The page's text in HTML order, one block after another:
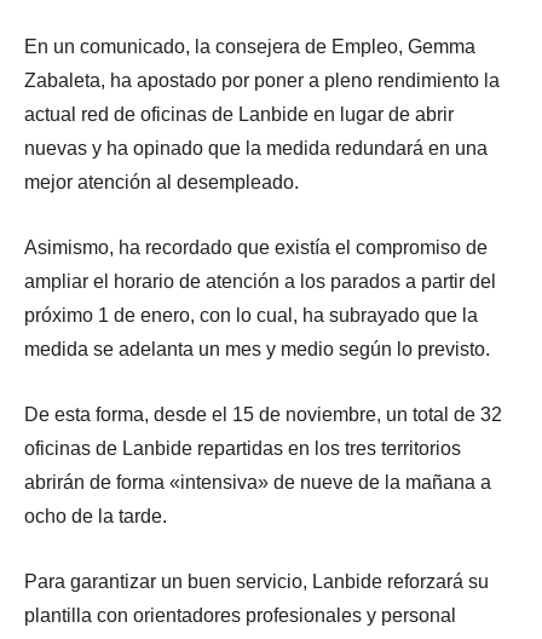
En un comunicado, la consejera de Empleo, Gemma
Zabaleta, ha apostado por poner a pleno rendimiento la
actual red de oficinas de Lanbide en lugar de abrir
nuevas y ha opinado que la medida redundará en una
mejor atención al desempleado.
Asimismo, ha recordado que existía el compromiso de
ampliar el horario de atención a los parados a partir del
próximo 1 de enero, con lo cual, ha subrayado que la
medida se adelanta un mes y medio según lo previsto.
De esta forma, desde el 15 de noviembre, un total de 32
oficinas de Lanbide repartidas en los tres territorios
abrirán de forma «intensiva» de nueve de la mañana a
ocho de la tarde.
Para garantizar un buen servicio, Lanbide reforzará su
plantilla con orientadores profesionales y personal